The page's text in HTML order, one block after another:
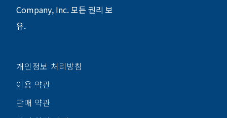
Company, Inc. 모든 권리 보
유.
개인정보 처리방침
이용 약관
판매 약관